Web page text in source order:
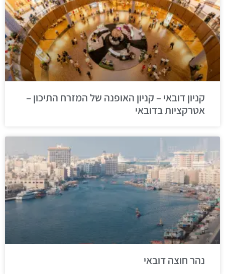
קניון דובאי – קניון האופנה של המזרח התיכון –
אטרקציות בדובאי
נהר חוצה דובאי